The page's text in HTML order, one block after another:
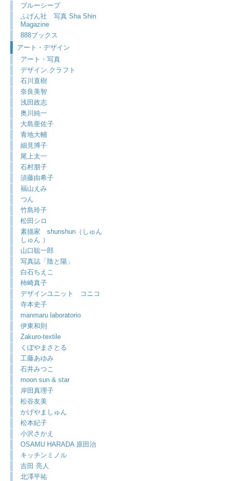
ブルーシープ
ふげん社 写真 Sha Shin
Magazine
888ブックス
アート・デザイン
アート・写真
デザイン.クラフト
石川直樹
奈良美智
浅田政志
奥川純一
大島亜佐子
青地大輔
細見博子
尾上太一
石村朋子
須藤由希子
福山えみ
つん
竹島玲子
松田シロ
素描家 shunshun（しゅん
しゅん ）
山口聡一郎
写真誌「陰と陽」
白石ちえこ
柿崎真子
デザインユニット コニコ
寺本史子
manmaru laboratorio
伊東和則
Zakuro-textile
くぼやまさとる
工藤あゆみ
石井みつこ
moon sun & star
岸田真理子
松谷友美
かげやましゅん
松本紀子
小沢さかえ
OSAMU HARADA 原田治
キッチンミノル
吉田 亮人
北澤平祐